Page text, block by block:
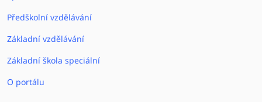
Předškolní vzdělávání
Základní vzdělávání
Základní škola speciální
O portálu